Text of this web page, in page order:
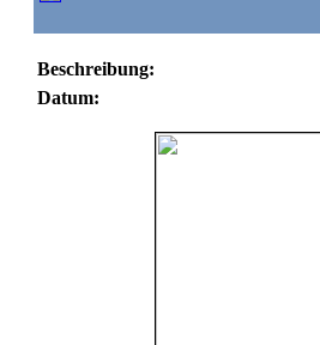
Beschreibung:
Datum: